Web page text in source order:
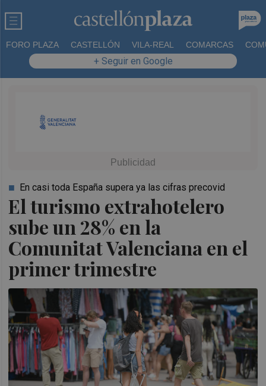
FORO PLAZA CASTELLÓN VILA-REAL COMARCAS
+ Seguir en Google
El turismo extrahotelero
sube un 28% en la
Comunitat Valenciana en el
primer trimestre
En casi toda España supera ya las cifras precovid